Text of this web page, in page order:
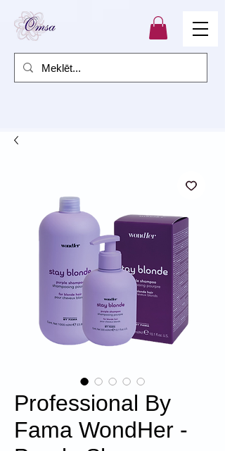
Professional By
Fama WondHer -